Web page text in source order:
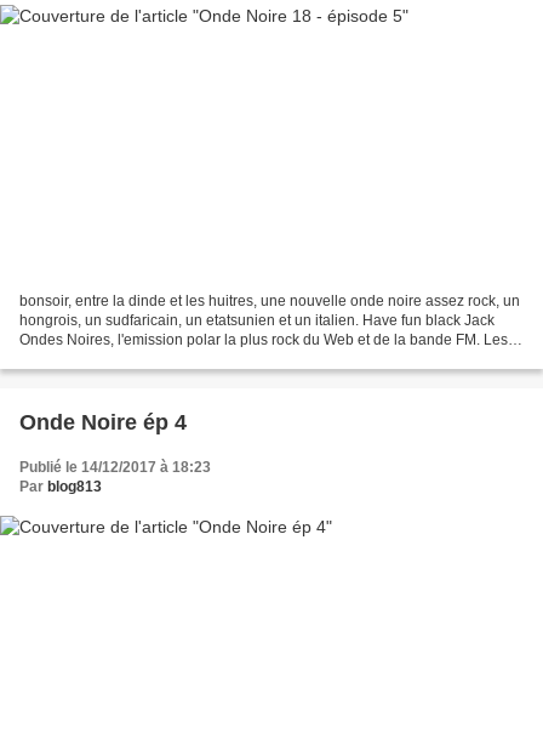
bonsoir, entre la dinde et les huitres, une nouvelle onde noire assez rock, un
hongrois, un sudfaricain, un etatsunien et un italien. Have fun black Jack
Ondes Noires, l'emission polar la plus rock du Web et de la bande FM. Les
Onde Noire ép 4
Publié le 14/12/2017 à 18:23
Par blog813